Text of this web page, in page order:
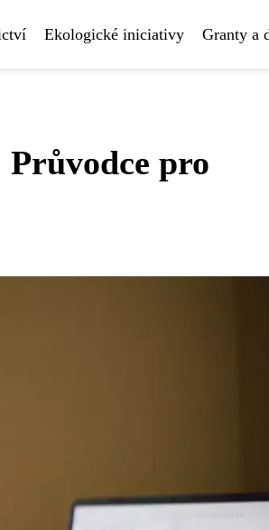
Ekologické iniciativy Granty a
pro